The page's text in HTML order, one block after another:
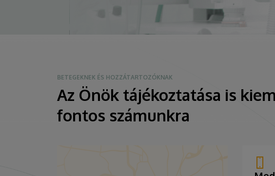
BETEGEKNEK ÉS HOZZÁTARTOZÓKNAK
Az Önök tájékoztatása is
fontos számunkra